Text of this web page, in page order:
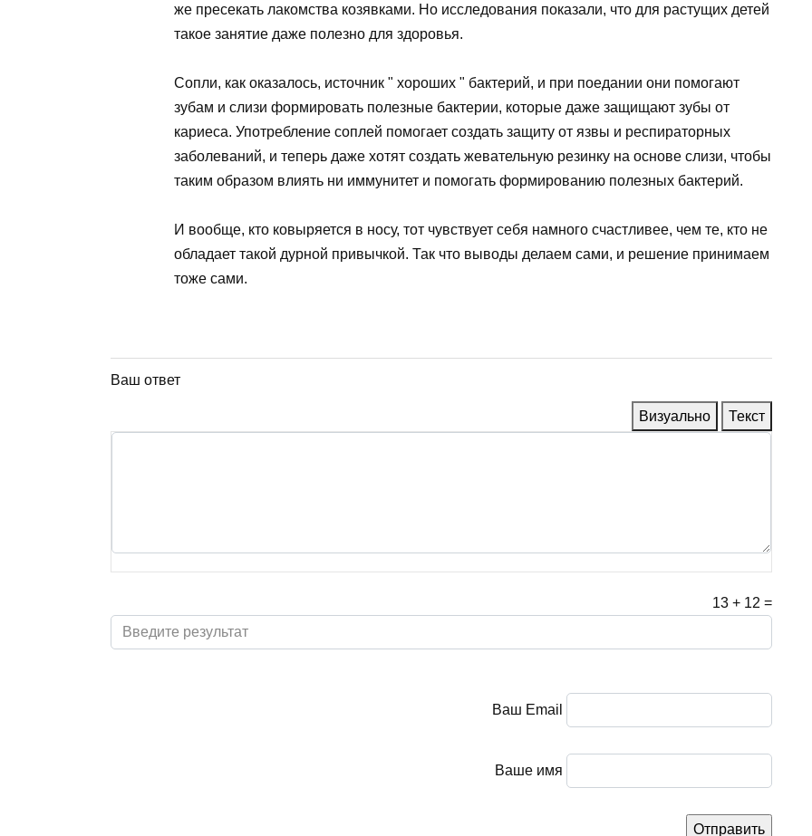
же пресекать лакомства козявками. Но исследования показали, что для растущих детей
такое занятие даже полезно для здоровья.
Сопли, как оказалось, источник " хороших " бактерий, и при поедании они помогают
зубам и слизи формировать полезные бактерии, которые даже защищают зубы от
кариеса. Употребление соплей помогает создать защиту от язвы и респираторных
заболеваний, и теперь даже хотят создать жевательную резинку на основе слизи, чтобы
таким образом влиять ни иммунитет и помогать формированию полезных бактерий.
И вообще, кто ковыряется в носу, тот чувствует себя намного счастливее, чем те, кто не
обладает такой дурной привычкой. Так что выводы делаем сами, и решение принимаем
тоже сами.
Ваш ответ
Визуально Текст
13 + 12 =
Ваш Email
Ваше имя